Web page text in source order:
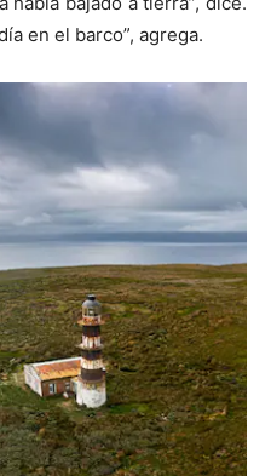
en el barco”, agrega.